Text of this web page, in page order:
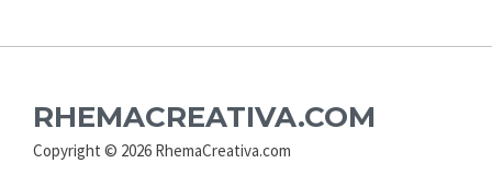
RHEMACREATIVA.COM
Copyright © 2026 RhemaCreativa.com